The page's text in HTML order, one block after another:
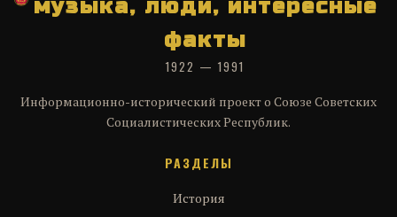
музыка, люди, интересные
факты
1922 — 1991
Информационно-исторический проект о Союзе Советских
Социалистических Республик.
РАЗДЕЛЫ
История